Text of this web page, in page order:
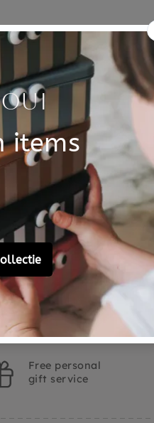
Specifications
SKU
Brand
EAN
Material
Free personal
gift service